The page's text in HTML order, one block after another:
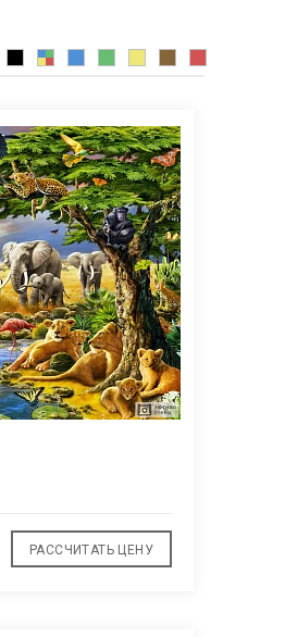
РАССЧИТАТЬ ЦЕНУ